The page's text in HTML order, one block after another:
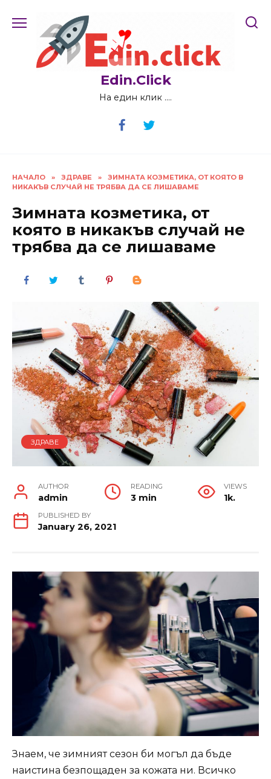
Edin.Click
На един клик ….
НАЧАЛО » ЗДРАВЕ »
ЗИМНАТА КОЗМЕТИКА, ОТ КОЯТО В
НИКАКЪВ СЛУЧАЙ НЕ ТРЯБВА ДА СЕ ЛИШАВАМЕ
Зимната козметика, от
която в никакъв случай не
трябва да се лишаваме
ЗДРАВЕ
AUTHOR
admin
READING
3 min
VIEWS
1k.
PUBLISHED BY
January 26, 2021
Знаем, че зимният сезон би могъл да бъде
наистина безпощаден за кожата ни. Всичко